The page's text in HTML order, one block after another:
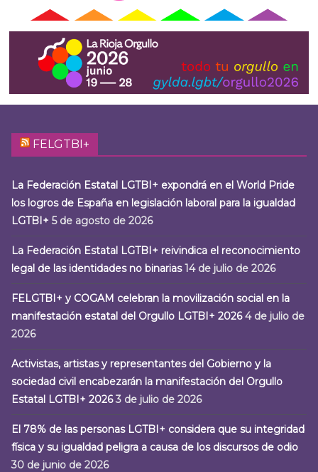
FELGTBI+
La Federación Estatal LGTBI+ expondrá en el World Pride
los logros de España en legislación laboral para la igualdad
LGTBI+ 5 de agosto de 2026
La Federación Estatal LGTBI+ reivindica el reconocimiento
legal de las identidades no binarias 14 de julio de 2026
FELGTBI+ y COGAM celebran la movilización social en la
manifestación estatal del Orgullo LGTBI+ 2026 4 de julio de
2026
Activistas, artistas y representantes del Gobierno y la
sociedad civil encabezarán la manifestación del Orgullo
Estatal LGTBI+ 2026 3 de julio de 2026
El 78% de las personas LGTBI+ considera que su integridad
física y su igualdad peligra a causa de los discursos de odio
30 de junio de 2026